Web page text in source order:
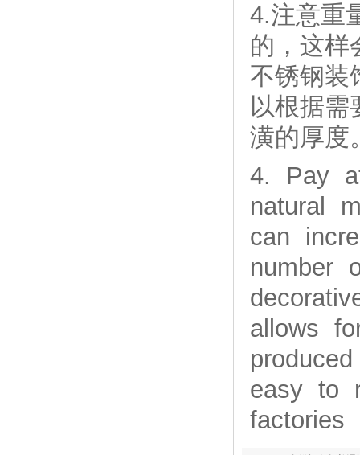
4.注意重
的，这样
不锈钢装
以根据需
潢的厚度
4. Pay
natural
can
number
allows
easy to